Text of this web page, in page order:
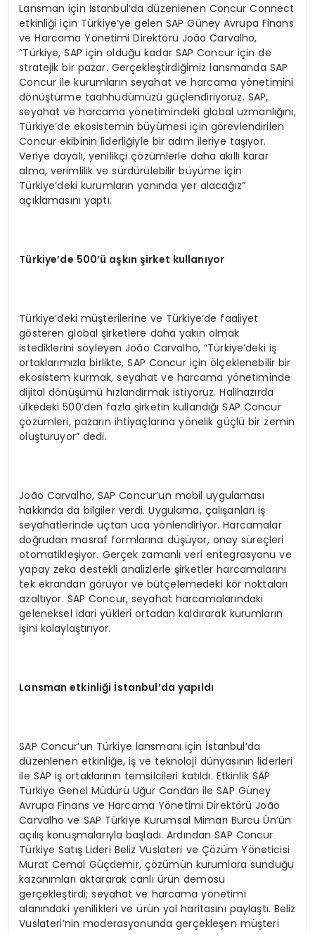
Lansman için İstanbul’da düzenlenen Concur Connect
etkinliği için Türkiye’ye gelen SAP Güney Avrupa Finans
ve Harcama Yönetimi Direktörü João Carvalho,
“Türkiye, SAP için olduğu kadar SAP Concur için de
stratejik bir pazar. Gerçekleştirdiğimiz lansmanda SAP
Concur ile kurumların seyahat ve harcama yönetimini
dönüştürme taahhüdümüzü güçlendiriyoruz. SAP,
seyahat ve harcama yönetimindeki global uzmanlığını,
Türkiye’de ekosistemin büyümesi için görevlendirilen
Concur ekibinin liderliğiyle bir adım ileriye taşıyor.
Veriye dayalı, yenilikçi çözümlerle daha akıllı karar
alma, verimlilik ve sürdürülebilir büyüme için
Türkiye’deki kurumların yanında yer alacağız”
açıklamasını yaptı.
Türkiye’de 500’ü aşkın şirket kullanıyor
Türkiye’deki müşterilerine ve Türkiye’de faaliyet
gösteren global şirketlere daha yakın olmak
istediklerini söyleyen João Carvalho, “Türkiye’deki iş
ortaklarımızla birlikte, SAP Concur için ölçeklenebilir bir
ekosistem kurmak, seyahat ve harcama yönetiminde
dijital dönüşümü hızlandırmak istiyoruz. Halihazırda
ülkedeki 500’den fazla şirketin kullandığı SAP Concur
çözümleri, pazarın ihtiyaçlarına yönelik güçlü bir zemin
oluşturuyor” dedi.
João Carvalho, SAP Concur’un mobil uygulaması
hakkında da bilgiler verdi. Uygulama, çalışanları iş
seyahatlerinde uçtan uca yönlendiriyor. Harcamalar
doğrudan masraf formlarına düşüyor, onay süreçleri
otomatikleşiyor. Gerçek zamanlı veri entegrasyonu ve
yapay zeka destekli analizlerle şirketler harcamalarını
tek ekrandan görüyor ve bütçelemedeki kör noktaları
azaltıyor. SAP Concur, seyahat harcamalarındaki
geleneksel idari yükleri ortadan kaldırarak kurumların
işini kolaylaştırıyor.
Lansman etkinliği İstanbul’da yapıldı
SAP Concur’un Türkiye lansmanı için İstanbul’da
düzenlenen etkinliğe, iş ve teknoloji dünyasının liderleri
ile SAP iş ortaklarının temsilcileri katıldı. Etkinlik SAP
Türkiye Genel Müdürü Uğur Candan ile SAP Güney
Avrupa Finans ve Harcama Yönetimi Direktörü João
Carvalho ve SAP Türkiye Kurumsal Mimarı Burcu Ün’ün
açılış konuşmalarıyla başladı. Ardından SAP Concur
Türkiye Satış Lideri Beliz Vuslateri ve Çözüm Yöneticisi
Murat Cemal Güçdemir, çözümün kurumlara sunduğu
kazanımları aktararak canlı ürün demosu
gerçekleştirdi; seyahat ve harcama yönetimi
alanındaki yenilikleri ve ürün yol haritasını paylaştı. Beliz
Vuslateri’nin moderasyonunda gerçekleşen müşteri